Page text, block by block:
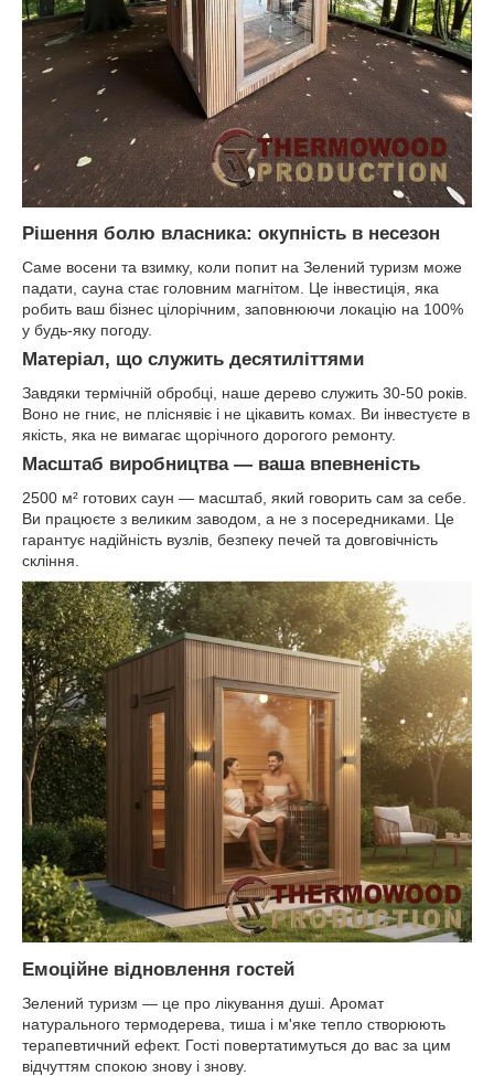
Рішення болю власника: окупність в несезон
Саме восени та взимку, коли попит на Зелений туризм може
падати, сауна стає головним магнітом. Це інвестиція, яка
робить ваш бізнес цілорічним, заповнюючи локацію на 100%
у будь-яку погоду.
Матеріал, що служить десятиліттями
Завдяки термічній обробці, наше дерево служить 30-50 років.
Воно не гниє, не пліснявіє і не цікавить комах. Ви інвестуєте в
якість, яка не вимагає щорічного дорогого ремонту.
Масштаб виробництва — ваша впевненість
2500 м² готових саун — масштаб, який говорить сам за себе.
Ви працюєте з великим заводом, а не з посередниками. Це
гарантує надійність вузлів, безпеку печей та довговічність
скління.
Емоційне відновлення гостей
Зелений туризм — це про лікування душі. Аромат
натурального термодерева, тиша і м'яке тепло створюють
терапевтичний ефект. Гості повертатимуться до вас за цим
відчуттям спокою знову і знову.